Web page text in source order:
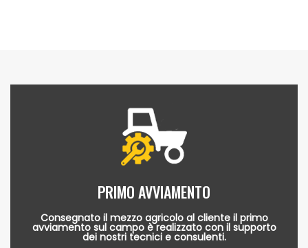
PRIMO AVVIAMENTO
Consegnato il mezzo agricolo al cliente il primo
avviamento sul campo è realizzato con il supporto
dei nostri tecnici e consulenti.